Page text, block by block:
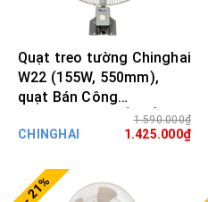
Quạt treo tường Chinghai
W22 (155W, 550mm),
quạt Bán Công
Nghiệp(HÀNG SẮP VỀ)
CHINGHAI
1.590.000₫
1.425.000₫
- 21%